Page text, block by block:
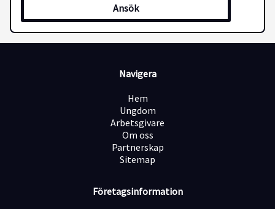
Krav
Annan huvudsaklig sysselsättning på minst 50 % (t.ex.
studier eller arbete)
Möjlighet att arbeta dagtid (kväll/helg kan eventuellt
God svenska i tal och skrift
Ansök
Navigera
Hem
Ungdom
Arbetsgivare
Om oss
Partnerskap
Sitemap
Företagsinformation